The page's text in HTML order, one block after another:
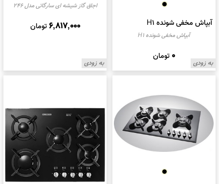
آبپاش مخفی شونده H1
آبپاش مخفی شونده H1
0 تومان
به زودی
اجاق گاز شیشه ای سارگاتی مدل 246
6,817,000تومان
به زودی